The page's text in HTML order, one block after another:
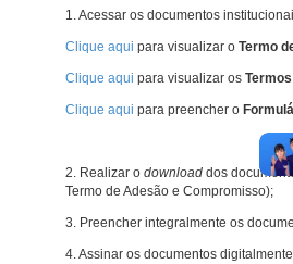
1. Acessar os documentos
Clique aqui para visualizar o Termo
Clique aqui para visualizar os
Clique aqui para preencher o
2. Realizar o download dos
Termo de Adesão e Compromisso);
3. Preencher integralmente os
4. Assinar os documentos